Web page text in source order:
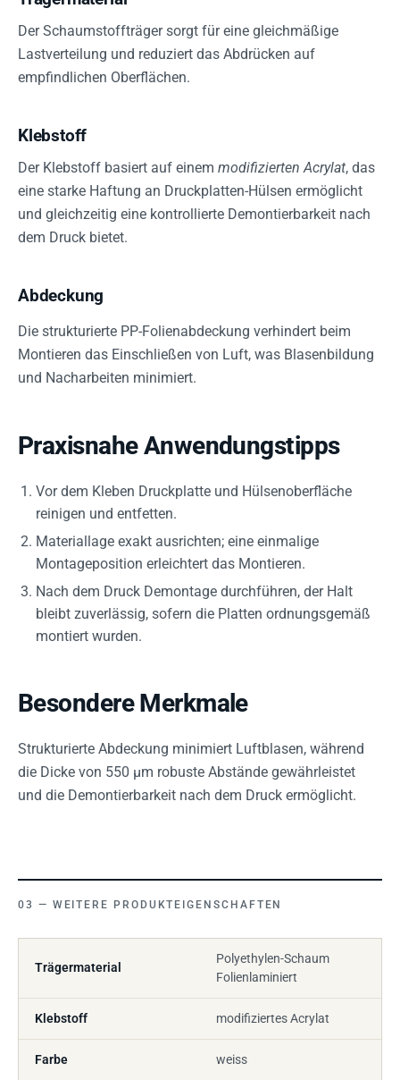
Der Schaumstoffträger sorgt für eine gleichmäßige
Lastverteilung und reduziert das Abdrücken auf
empfindlichen Oberflächen.
Klebstoff
Der Klebstoff basiert auf einem modifizierten Acrylat, das
eine starke Haftung an Druckplatten-Hülsen ermöglicht
und gleichzeitig eine kontrollierte Demontierbarkeit nach
dem Druck bietet.
Abdeckung
Die strukturierte PP-Folienabdeckung verhindert beim
Montieren das Einschließen von Luft, was Blasenbildung
und Nacharbeiten minimiert.
Praxisnahe Anwendungstipps
Vor dem Kleben Druckplatte und Hülsenoberfläche
reinigen und entfetten.
Materiallage exakt ausrichten; eine einmalige
Montageposition erleichtert das Montieren.
Nach dem Druck Demontage durchführen, der Halt
bleibt zuverlässig, sofern die Platten ordnungsgemäß
montiert wurden.
Besondere Merkmale
Strukturierte Abdeckung minimiert Luftblasen, während
die Dicke von 550 µm robuste Abstände gewährleistet
und die Demontierbarkeit nach dem Druck ermöglicht.
WEITERE PRODUKTEIGENSCHAFTEN
Trägermaterial
Polyethylen-Schaum
Folienlaminiert
Klebstoff modifiziertes Acrylat
Farbe weiss